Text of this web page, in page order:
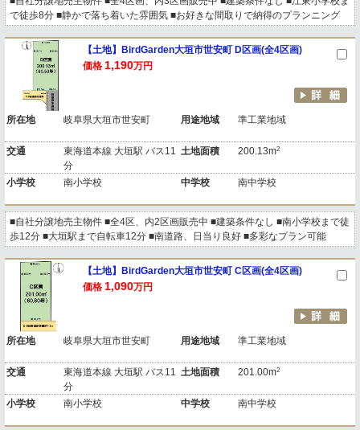
で徒歩8分 ■静かで落ち着いた雰囲気 ■お好きな間取りで納得のプランニング
【土地】BirdGarden大垣市世安町 D区画(全4区画)
価格 1,190万円
所在地 岐阜県大垣市世安町 用途地域 準工業地域
交通
東海道本線 大垣駅 バス11
分
土地面積 200.13m2
小学校 南小学校 中学校 南中学校
■自社分譲地売主物件 ■全4区、内2区画販売中 ■建築条件なし ■南小学校まで徒
歩12分 ■大垣駅まで自転車12分 ■南道路、日当り良好 ■多彩なプラン可能
【土地】BirdGarden大垣市世安町 C区画(全4区画)
価格 1,090万円
所在地 岐阜県大垣市世安町 用途地域 準工業地域
交通
東海道本線 大垣駅 バス11
分
土地面積 201.00m2
小学校 南小学校 中学校 南中学校